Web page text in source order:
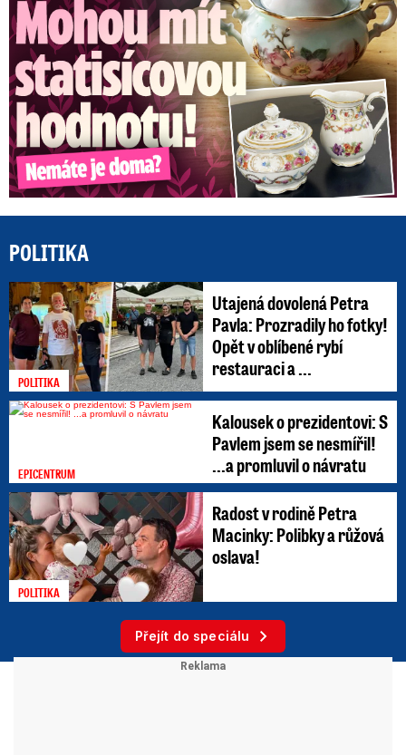
POLITIKA
POLITIKA
Utajená dovolená Petra
Pavla: Prozradily ho fotky!
Opět v oblíbené rybí
restauraci a ...
EPICENTRUM
Kalousek o prezidentovi: S
Pavlem jsem se nesmířil!
...a promluvil o návratu
POLITIKA
Radost v rodině Petra
Macinky: Polibky a růžová
oslava!
Přejít do speciálu